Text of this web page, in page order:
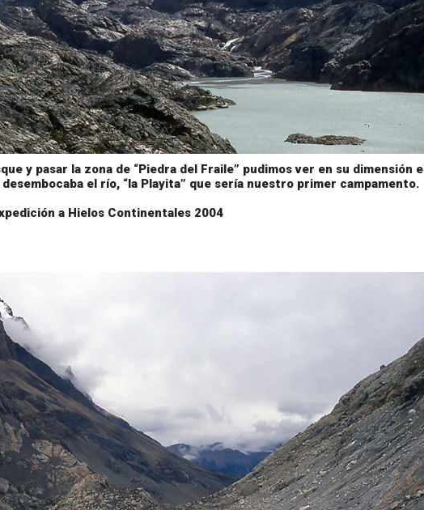
y pasar la zona de “Piedra del Fraile” pudimos ver en su dimensión el
el río, “la Playita” que sería nuestro primer campamento.
a Hielos Continentales 2004